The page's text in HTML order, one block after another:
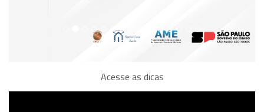
Acesse as dicas